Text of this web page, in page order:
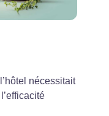
nécessitait